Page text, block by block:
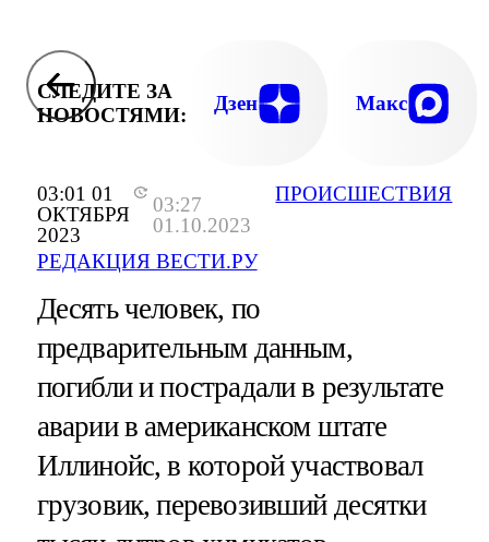
03:01 01
ОКТЯБРЯ
2023
03:27
01.10.2023
РЕДАКЦИЯ ВЕСТИ.РУ
ПРОИСШЕСТВИЯ
СЛЕДИТЕ ЗА
НОВОСТЯМИ:
Дзен Макс
Десять человек, по
предварительным данным,
погибли и пострадали в результате
аварии в американском штате
Иллинойс, в которой участвовал
грузовик, перевозивший десятки